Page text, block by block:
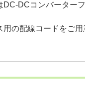
DCコンバーター
の配線コードをご